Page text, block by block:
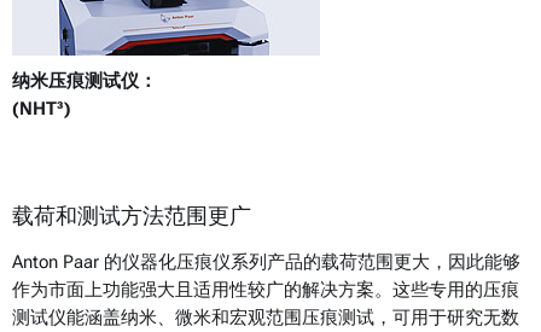
纳米压痕测试仪：
(NHT³)
载荷和测试方法范围更广
Anton Paar 的仪器化压痕仪系列产品的载荷范围更大，因此能够
作为市面上功能强大且适用性较广的解决方案。这些专用的压痕
测试仪能涵盖纳米、微米和宏观范围压痕测试，可用于研究无数